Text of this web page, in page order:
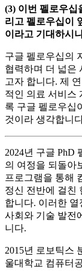
(3) 이번 펠로우십
리고 펠로우십이
이라고 기대하시
구글 펠로우십의
협력하며 더 넓은
고자 합니다. 제
적인 의료 서비스
록 구글 펠로우십
것이라 생각합니
2024년 구글 PhD
의 여정을 되돌아
프로그램을 통해
정신 전반에 걸친
합니다. 이러한 열
사회와 기술 발전
니다.
2015년 로보틱스
울대학교 컴퓨터